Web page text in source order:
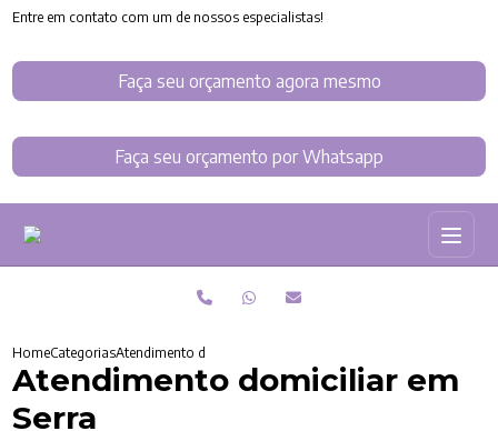
Entre em contato com um de nossos especialistas!
Faça seu orçamento agora mesmo
Faça seu orçamento por Whatsapp
HomeCategoriasAtendimento domiciliar em Serra
Atendimento domiciliar em
Serra